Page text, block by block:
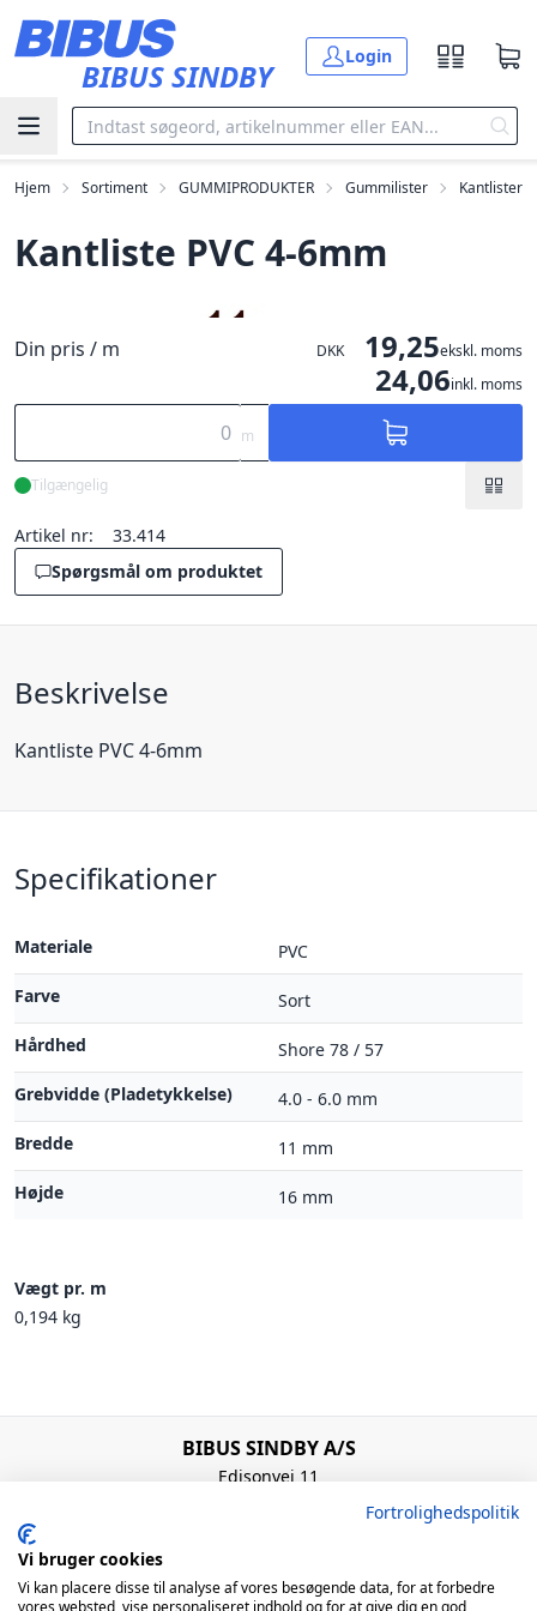
BIBUS SINDBY
Login
Hjem Sortiment GUMMIPRODUKTER Gummilister Kantlister
Kantliste PVC 4-6mm
Din pris / m DKK 19,25ekskl. moms
24,06inkl. moms
m
Tilgængelig
Artikel nr:
33.414
Spørgsmål om produktet
Beskrivelse
Kantliste PVC 4-6mm
Specifikationer
Materiale
PVC
Farve
Sort
Hårdhed
Shore 78 / 57
Grebvidde (Pladetykkelse)
4.0 - 6.0 mm
Bredde
11 mm
Højde
16 mm
Vægt pr. m
0,194 kg
BIBUS SINDBY A/S
Edisonvej 11
Fortrolighedspolitik
Vi bruger cookies
Vi kan placere disse til analyse af vores besøgende data, for at forbedre
vores websted, vise personaliseret indhold og for at give dig en god